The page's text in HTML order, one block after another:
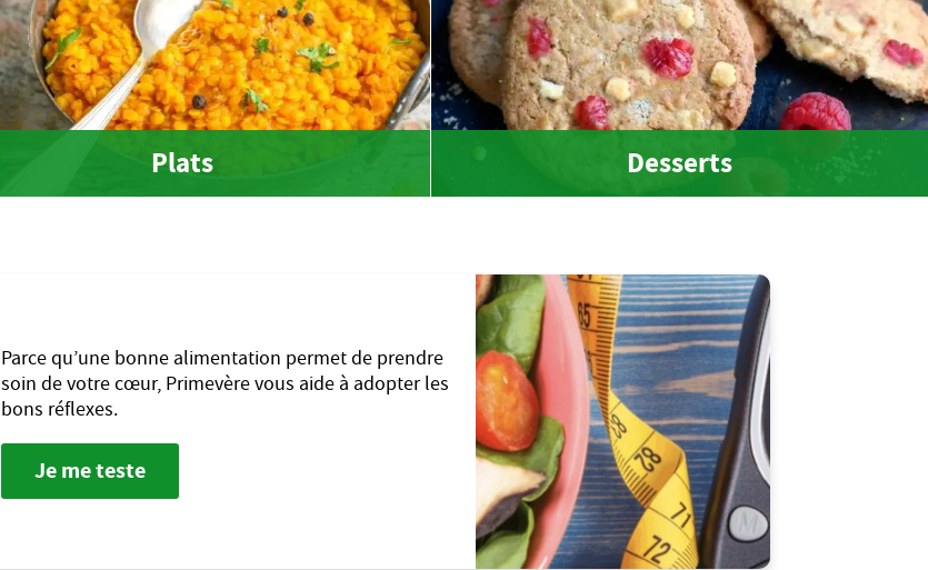
Plats Desserts
Parce qu’une bonne alimentation permet de prendre
soin de votre cœur, Primevère vous aide à adopter les
bons réflexes.
Je me teste